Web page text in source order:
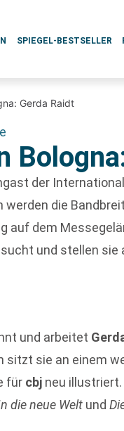
SPIEGEL-BESTSELLER
Gerda Raidt
der
werden die
auf dem
und stellen sie
und arbeitet
sitzt sie an einem
für cbj neu
die neue Welt und